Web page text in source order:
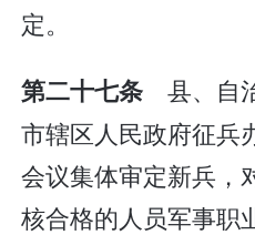
定。
第二十七条 县、自
市辖区人民政府征兵
会议集体审定新兵，
核合格的人员军事职